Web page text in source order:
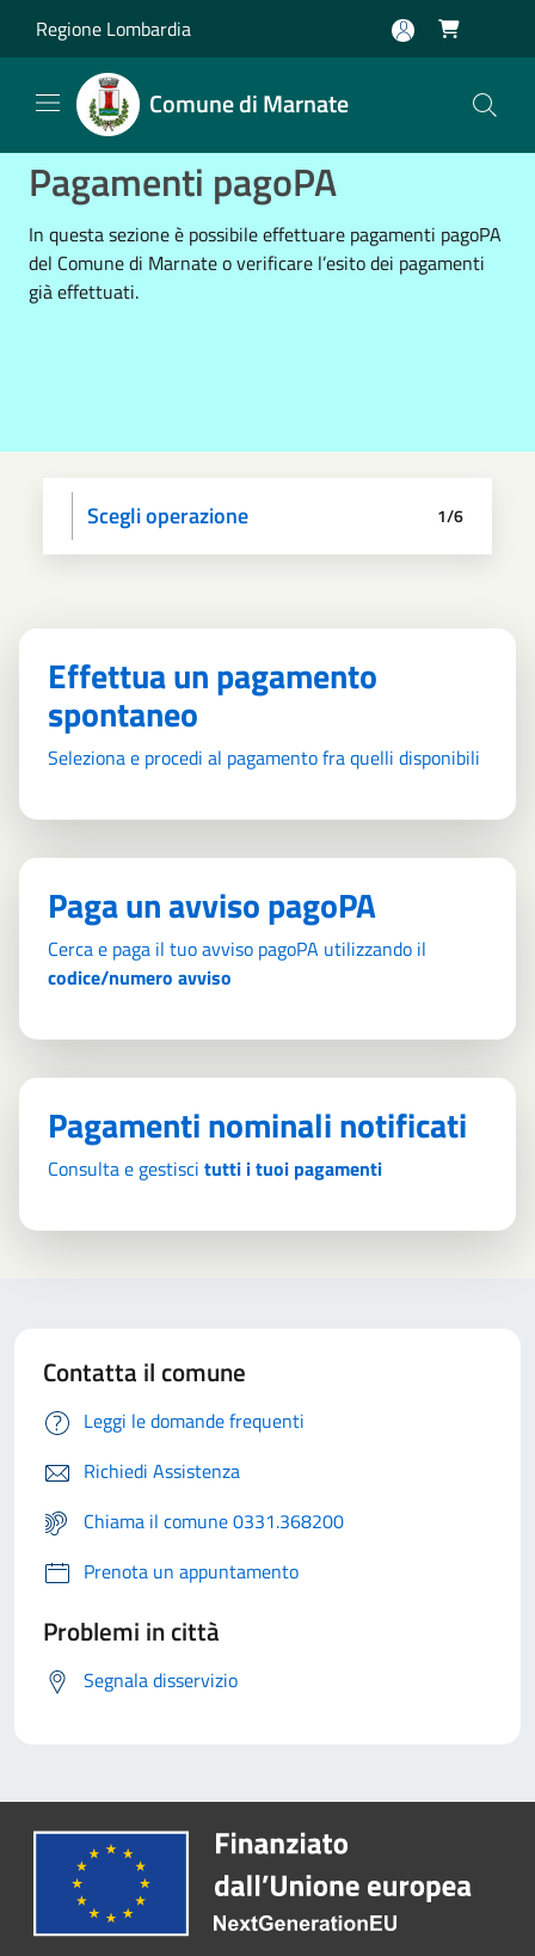
Regione Lombardia 
Comune di Marnate
Pagamenti pagoPA
In questa sezione è possibile effettuare pagamenti pagoPA
del Comune di Marnate o verificare l’esito dei pagamenti
già effettuati.
Scegli operazione
Informativa privacy
Scegli il pagamento
Dati anagrafici
Paga
Riepilogo 1/6
Effettua un pagamento
spontaneo
Seleziona e procedi al pagamento fra quelli disponibili
Paga un avviso pagoPA
Cerca e paga il tuo avviso pagoPA utilizzando il
codice/numero avviso
Pagamenti nominali notificati
Consulta e gestisci tutti i tuoi pagamenti
Contatta il comune
Leggi le domande frequenti
Richiedi Assistenza
Chiama il comune 0331.368200
Prenota un appuntamento
Problemi in città
Segnala disservizio